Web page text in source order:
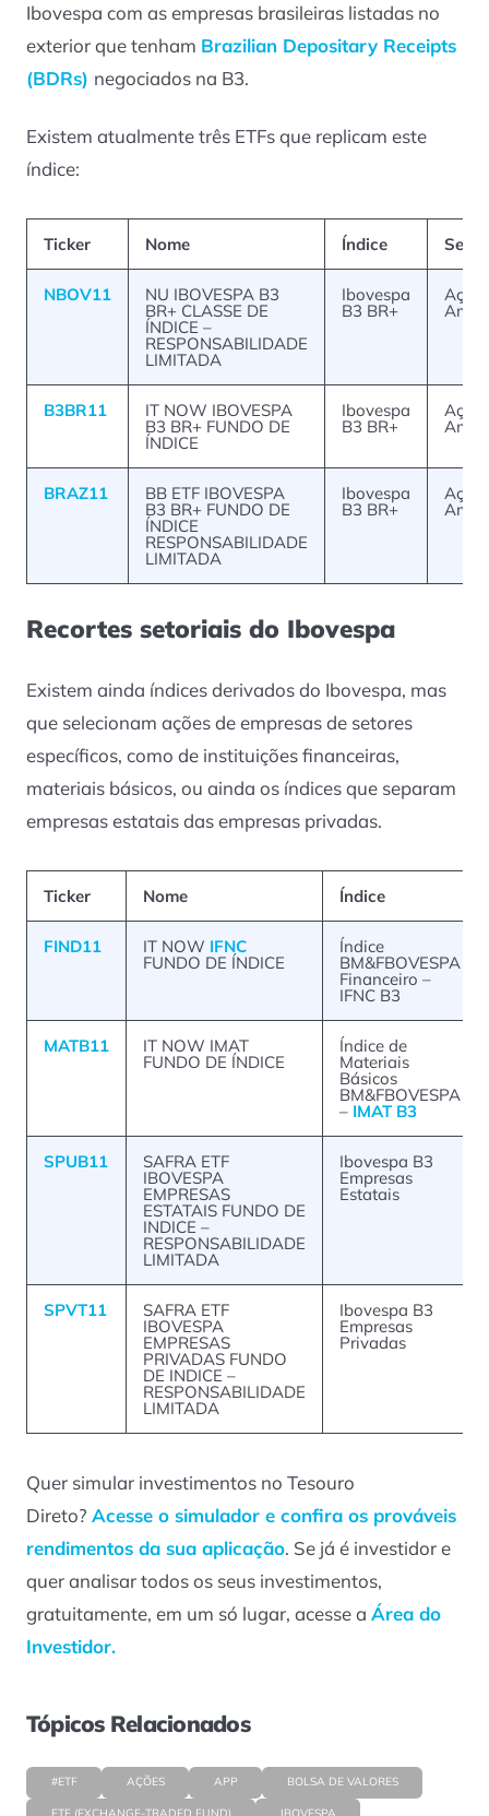
Ibovespa com as empresas brasileiras listadas no
exterior que tenham Brazilian Depositary Receipts
(BDRs) negociados na B3.
Existem atualmente três ETFs que replicam este
índice:
Ticker Nome Índice
NBOV11 NU IBOVESPA B3
BR+ CLASSE DE
ÍNDICE –
RESPONSABILIDADE
LIMITADA
Ibovespa
B3 BR+
B3BR11 IT NOW IBOVESPA
B3 BR+ FUNDO DE
ÍNDICE
Ibovespa
B3 BR+
BRAZ11 BB ETF IBOVESPA
B3 BR+ FUNDO DE
ÍNDICE
RESPONSABILIDADE
LIMITADA
Ibovespa
B3 BR+
Recortes setoriais do Ibovespa
Existem ainda índices derivados do Ibovespa, mas
que selecionam ações de empresas de setores
específicos, como de instituições financeiras,
materiais básicos, ou ainda os índices que separam
empresas estatais das empresas privadas.
Ticker Nome Índice
FIND11 IT NOW IFNC
FUNDO DE ÍNDICE
Índice
BM&FBOVESPA
Financeiro –
IFNC B3
MATB11 IT NOW IMAT
FUNDO DE ÍNDICE
Índice de
Materiais
Básicos
BM&FBOVESPA
– IMAT B3
SPUB11 SAFRA ETF
IBOVESPA
EMPRESAS
ESTATAIS FUNDO DE
INDICE –
RESPONSABILIDADE
LIMITADA
Ibovespa B3
Empresas
Estatais
SPVT11 SAFRA ETF
IBOVESPA
EMPRESAS
PRIVADAS FUNDO
DE INDICE –
RESPONSABILIDADE
LIMITADA
Ibovespa B3
Empresas
Privadas
Quer simular investimentos no Tesouro
Direto? Acesse o simulador e confira os prováveis
rendimentos da sua aplicação. Se já é investidor e
quer analisar todos os seus investimentos,
gratuitamente, em um só lugar, acesse a Área do
Investidor.
Tópicos Relacionados
#ETF AÇÕES APP BOLSA DE VALORES